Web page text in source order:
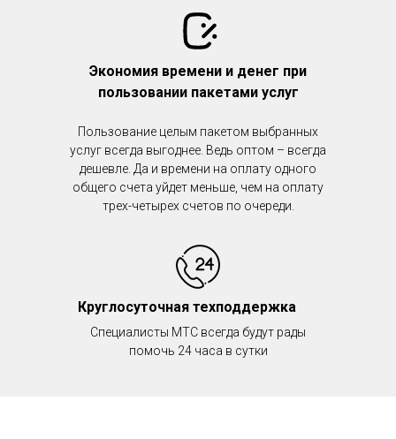
Круглосуточная техподдержка
Экономия времени и денег при
пользовании пакетами услуг
Пользование целым пакетом выбранных
услуг всегда выгоднее. Ведь оптом – всегда
дешевле. Да и времени на оплату одного
общего счета уйдет меньше, чем на оплату
трех-четырех счетов по очереди.
Специалисты МТС всегда будут рады
помочь 24 часа в сутки